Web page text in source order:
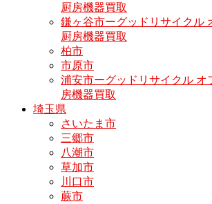
厨房機器買取
鎌ヶ谷市ーグッドリサイクル
厨房機器買取
柏市
市原市
浦安市ーグッドリサイクル オ
房機器買取
埼玉県
さいたま市
三郷市
八潮市
草加市
川口市
蕨市